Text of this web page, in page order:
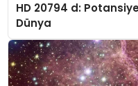
HD 20794 d:
Dünya